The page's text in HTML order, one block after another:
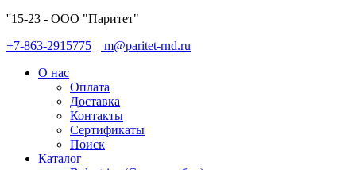
''15-23 - ООО "Паритет"
+7-863-2915775
m@paritet-rnd.ru
О нас
Оплата
Доставка
Контакты
Сертификаты
Поиск
Каталог